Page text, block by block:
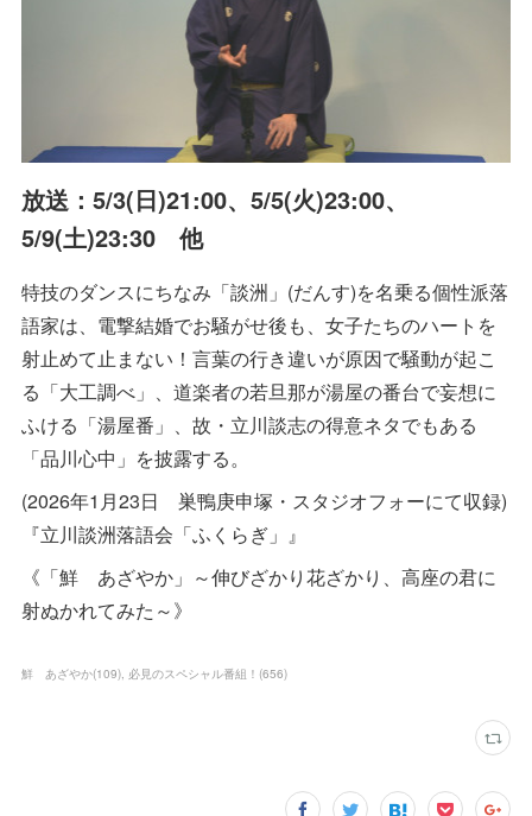
放送：5/3(日)21:00、5/5(火)23:00、
5/9(土)23:30 他
特技のダンスにちなみ「談洲」(だんす)を名乗る個性派落
語家は、電撃結婚でお騒がせ後も、女子たちのハートを
射止めて止まない！言葉の行き違いが原因で騒動が起こ
る「大工調べ」、道楽者の若旦那が湯屋の番台で妄想に
ふける「湯屋番」、故・立川談志の得意ネタでもある
「品川心中」を披露する。
(2026年1月23日 巣鴨庚申塚・スタジオフォーにて収録)
『立川談洲落語会「ふくらぎ」』
《「鮮 あざやか」～伸びざかり花ざかり、高座の君に
射ぬかれてみた～》
鮮 あざやか(109) 必見のスペシャル番組！ (656)